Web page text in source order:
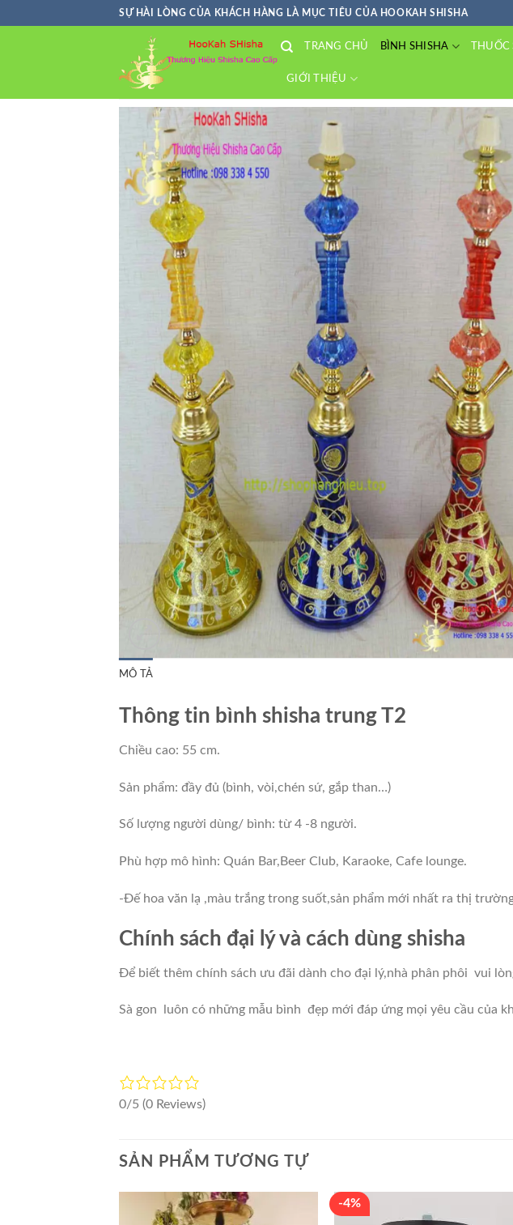
to
SỰ HÀI LÒNG CỦA KHÁCH HÀNG LÀ MỤC TIÊU CỦA HOOKAH SHISHA
TRANG CHỦ BÌNH SHISHA
GIỚI THIỆU
MÔ TẢ
Thông tin bình shisha trung T2
Chiều cao: 55 cm.
Sản phẩm: đầy đủ (bình, vòi,chén sứ, gắp than…)
Số lượng người dùng/ bình: từ 4 -8 người.
Phù hợp mô hình: Quán Bar,Beer Club, Karaoke, Cafe lounge.
-Đế hoa văn lạ ,màu trắng trong suốt,sản phẩm mới nhất ra thị
Chính sách đại lý và cách dùng shisha
Để biết thêm chính sách ưu đãi dành cho đại lý,nhà phân phôi vui
Sà gon luôn có những mẫu bình đẹp mới đáp ứng mọi yêu cầu của
0/5 (0 Reviews)
SẢN PHẨM TƯƠNG TỰ
-4%